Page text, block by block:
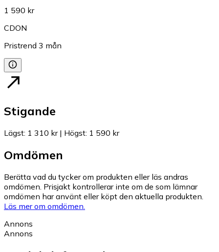
1 590 kr
CDON
Pristrend 3 mån
Stigande
Lägst: 1 310 kr| Högst: 1 590 kr
Omdömen
Berätta vad du tycker om produkten eller läs andras
omdömen. Prisjakt kontrollerar inte om de som lämnar
omdömen har använt eller köpt den aktuella produkten.
Läs mer om omdömen.
Annons
Annons